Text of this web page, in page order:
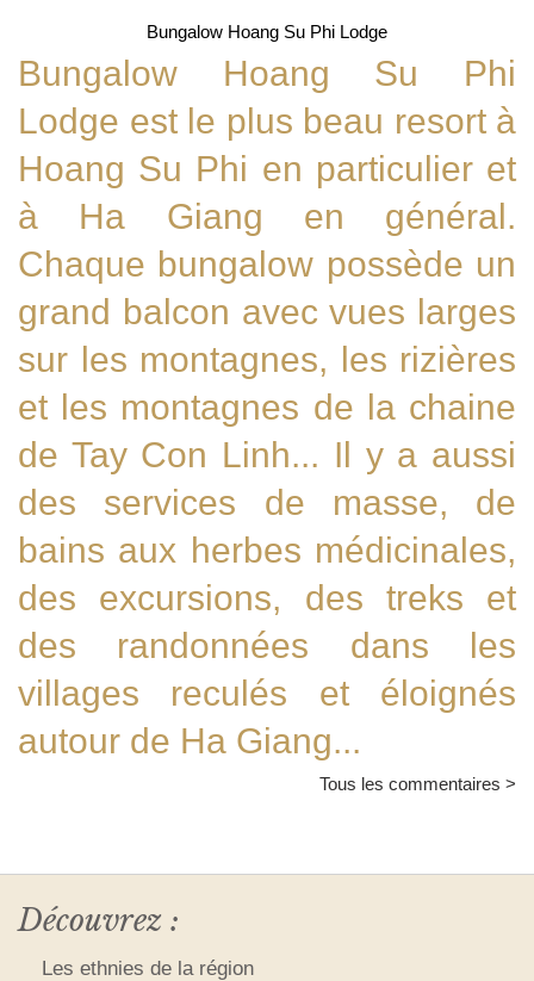
Bungalow Hoang Su Phi Lodge
Bungalow Hoang Su Phi
Lodge est le plus beau resort à
Hoang Su Phi en particulier et
à Ha Giang en général.
Chaque bungalow possède un
grand balcon avec vues larges
sur les montagnes, les rizières
et les montagnes de la chaine
de Tay Con Linh... Il y a aussi
des services de masse, de
bains aux herbes médicinales,
des excursions, des treks et
des randonnées dans les
villages reculés et éloignés
autour de Ha Giang...
Tous les commentaires >
Découvrez :
Les ethnies de la région